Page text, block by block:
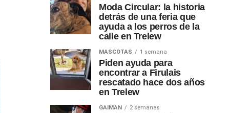
Moda Circular: la historia
detrás de una feria que
ayuda a los perros de la
calle en Trelew
MASCOTAS 1 semana
Piden ayuda para
encontrar a Firulais
rescatado hace dos años
en Trelew
GAIMAN 2 semanas